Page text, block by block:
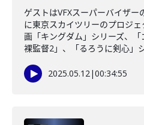
ゲストはVFXスーパーバイザ
に東京スカイツリーのプロジ
画「キングダム」シリーズ、
裸監督2」、「るろうに剣心」
2025.05.12|00:34:55